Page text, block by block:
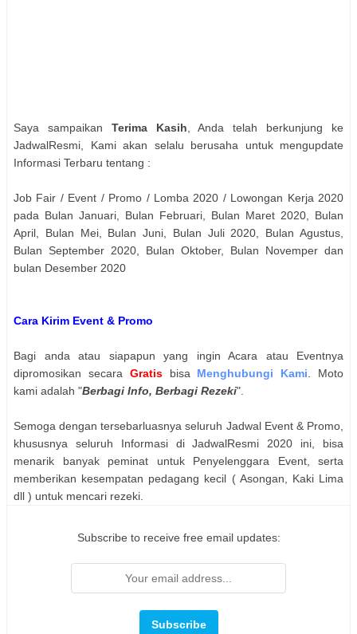
Saya sampaikan Terima Kasih , Anda telah berkunjung ke
JadwalResmi, Kami akan selalu berusaha untuk mengupdate
Informasi Terbaru tentang :
Job Fair / Event / Promo / Lomba 2020 / Lowongan Kerja 2020
pada Bulan Januari, Bulan Februari, Bulan Maret 2020, Bulan
April, Bulan Mei, Bulan Juni, Bulan Juli 2020, Bulan Agustus,
Bulan September 2020, Bulan Oktober, Bulan Novemper dan
bulan Desember 2020
Cara Kirim Event & Promo
Bagi anda atau siapapun yang ingin Acara atau Eventnya
dipromosikan secara Gratisbisa Menghubungi Kami . Moto
kami adalah "Berbagi Info, Berbagi Rezeki".
Semoga dengan tersebarluasnya seluruh Jadwal Event & Promo,
khususnya seluruh Informasi di JadwalResmi 2020 ini, bisa
menarik banyak peminat untuk Penyelenggara Event, serta
memberikan kesempatan pedagang kecil ( Asongan, Kaki Lima
dll ) untuk mencari rezeki.
Subscribe to receive free email updates: